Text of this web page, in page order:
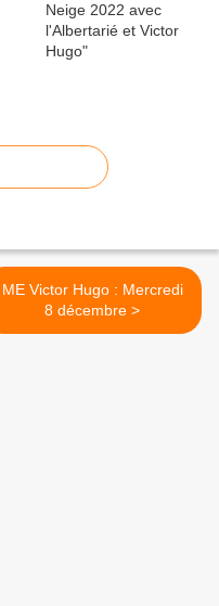
ME Victor Hugo : Mercredi
8 décembre >